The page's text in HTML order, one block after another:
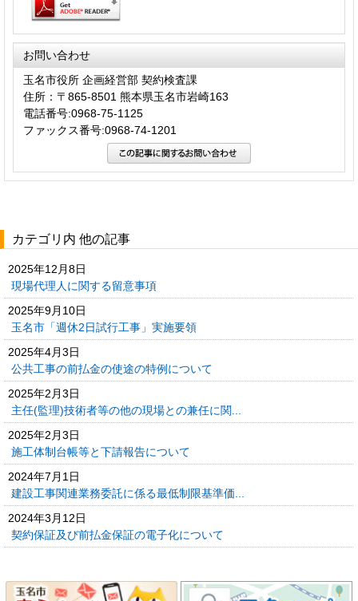
お問い合わせ
玉名市役所 企画経営部 契約検査課
住所：〒865-8501 熊本県玉名市岩崎163
電話番号:0968-75-1125
ファックス番号:0968-74-1201
カテゴリ内 他の記事
2025年12月8日
現場代理人に関する留意事項
2025年9月10日
玉名市「週休2日試行工事」実施要領
2025年4月3日
公共工事の前払金の使途の特例について
2025年2月3日
主任(監理)技術者等の他の現場との兼任に関...
2025年2月3日
施工体制台帳等と下請報告について
2024年7月1日
建設工事関連業務委託に係る最低制限基準価...
2024年3月12日
契約保証及び前払金保証の電子化について